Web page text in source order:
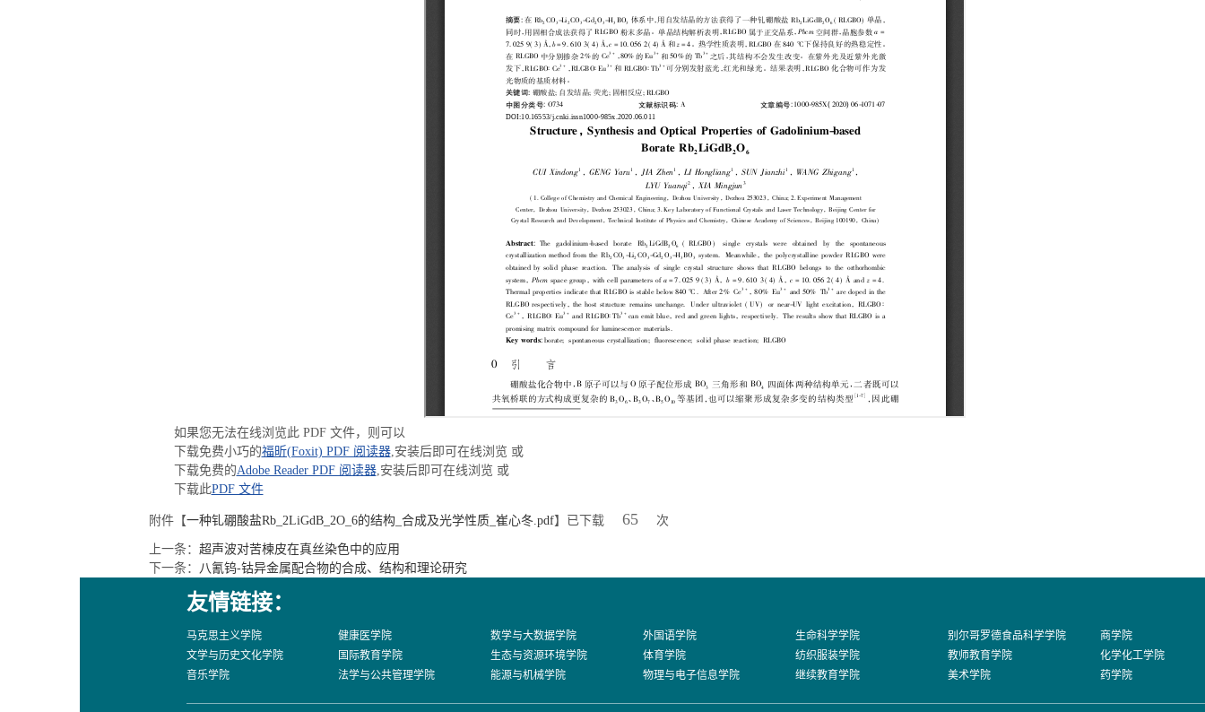
如果您无法在线浏览此 PDF 文件，则可以
下载免费小巧的福昕(Foxit) PDF 阅读器,安装后即可在线浏览 或
下载免费的Adobe Reader PDF 阅读器,安装后即可在线浏览 或
下载此PDF 文件
附件【一种钆硼酸盐Rb_2LiGdB_2O_6的结构_合成及光学性质_崔心冬.pdf】已下载 65 次
上一条： 超声波对苦楝皮在真丝染色中的应用
下一条： 八氰钨-钴异金属配合物的合成、结构和理论研究
友情链接：
马克思主义学院
文学与历史文化学院
音乐学院
健康医学院
国际教育学院
法学与公共管理学院
数学与大数据学院
生态与资源环境学院
能源与机械学院
外国语学院
体育学院
物理与电子信息学院
生命科学学院
纺织服装学院
继续教育学院
别尔哥罗德食品科学学院
教师教育学院
美术学院
商学院
化学化工学院
药学院